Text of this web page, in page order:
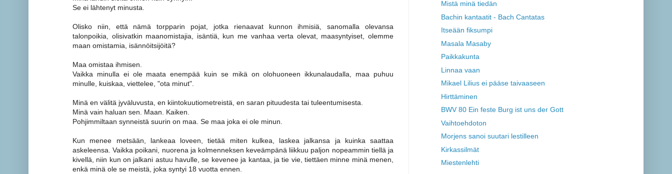
Se ei lähtenyt minusta.
Olisko niin, että nämä torpparin pojat, jotka rienaavat kunnon ihmisiä, sanomalla olevansa
talonpoikia, olisivatkin maanomistajia, isäntiä, kun me vanhaa verta olevat, maasyntyiset, olemme
maan omistamia, isännöitsijöitä?
Maa omistaa ihmisen.
Vaikka minulla ei ole maata enempää kuin se mikä on olohuoneen ikkunalaudalla, maa puhuu
minulle, kuiskaa, viettelee, "ota minut".
Minä en välitä jyväluvusta, en kiintokuutiometreistä, en saran pituudesta tai tuleentumisesta.
Minä vain haluan sen. Maan. Kaiken.
Pohjimmiltaan synneistä suurin on maa. Se maa joka ei ole minun.
Kun menee metsään, lankeaa loveen, tietää miten kulkea, laskea jalkansa ja kuinka saattaa
askeleensa. Vaikka poikani, nuorena ja kolmenneksen keveämpänä liikkuu paljon nopeammin tiellä ja
kivellä, niin kun on jalkani astuu havulle, se kevenee ja kantaa, ja tie vie, tiettäen minne minä menen,
enkä minä ole se meistä, joka syntyi 18 vuotta ennen.
Mistä minä tiedän
Bachin kantaatit - Bach Cantatas
Itseään fiksumpi
Masala Masaby
Paikkakunta
Linnaa vaan
Mikael Lilius ei pääse taivaaseen
Hirttäminen
BWV 80 Ein feste Burg ist uns der Gott
Vaihtoehdoton
Morjens sanoi suutari lestilleen
Kirkassilmät
Miestenlehti